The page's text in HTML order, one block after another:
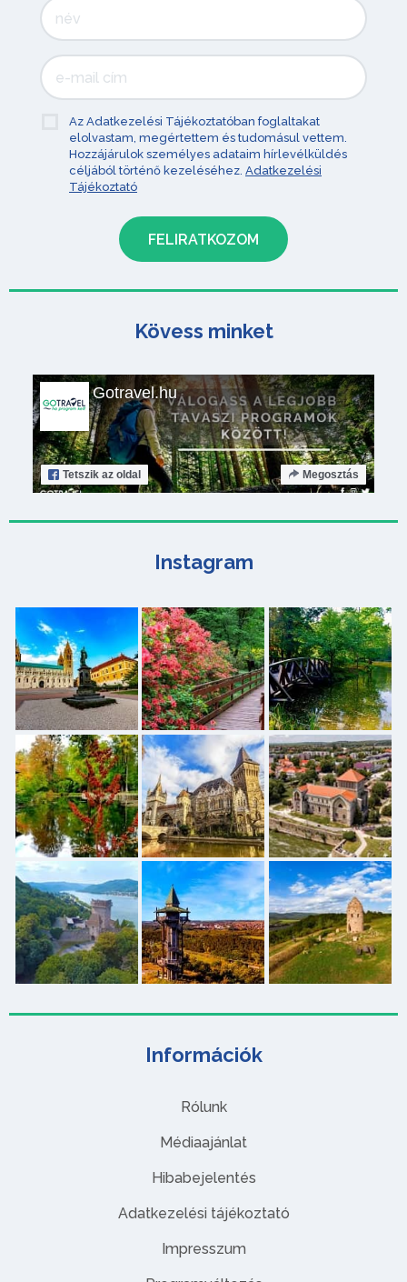
Információk
Rólunk
Médiaajánlat
Hibabejelentés
Adatkezelési tájékoztató
Impresszum
Az Adatkezelési Tájékoztatóban foglaltakat
elolvastam, megértettem és tudomásul vettem.
Hozzájárulok személyes adataim hírlevélküldés
céljából történő kezeléséhez. Adatkezelési
Tájékoztató
Kövess minket
Gotravel.hu
Tetszik az oldal Megosztás
Instagram